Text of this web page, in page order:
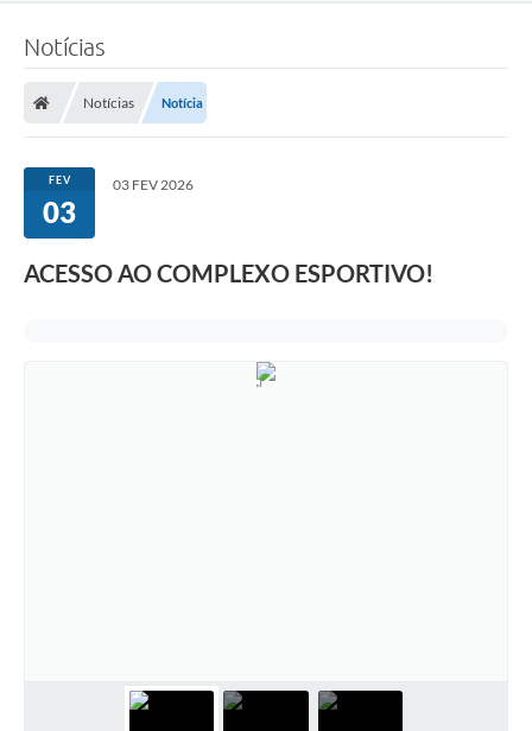
Notícias
Notícias Notícia
FEV
03
03 FEV 2026
ACESSO AO COMPLEXO ESPORTIVO!